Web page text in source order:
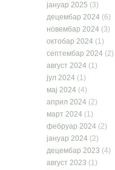
јануар 2025 (3)
децембар 2024(6)
новембар 2024(3)
октобар 2024(1)
септембар 2024(2)
август 2024(1)
јул 2024(1)
мај 2024(4)
април 2024(2)
март 2024(1)
фебруар 2024(2)
јануар 2024(2)
децембар 2023 (4)
август 2023 (1)